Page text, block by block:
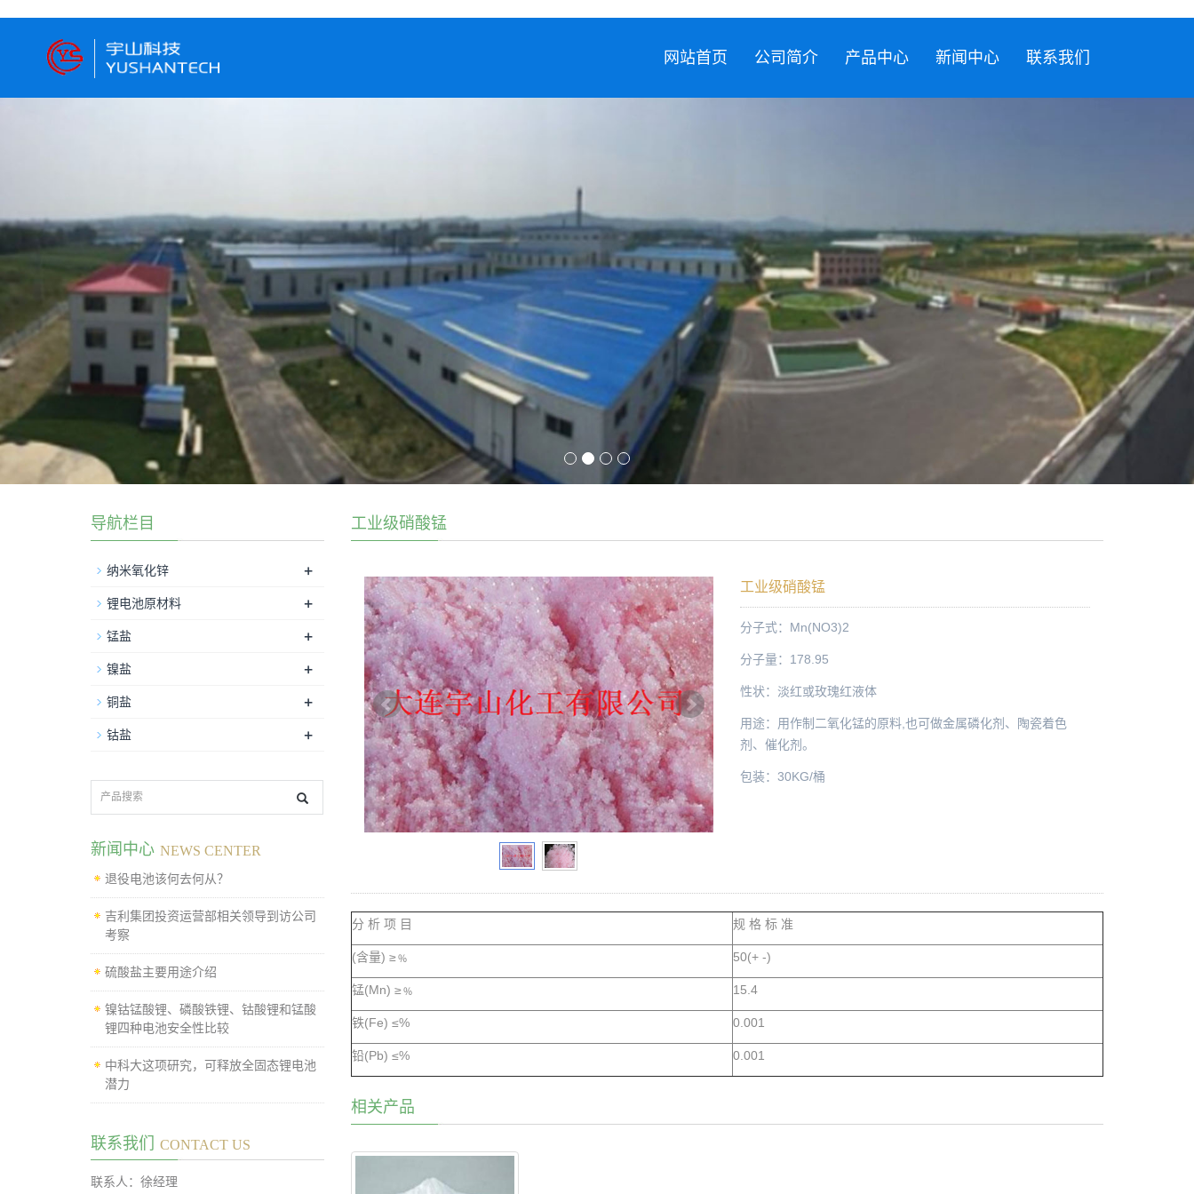
网站首页 公司简介 产品中心 新闻中心 联系我们
工业级硝酸锰
工业级硝酸锰
分子式：Mn(NO3)2
分子量：178.95
性状：淡红或玫瑰红液体
用途：用作制二氧化锰的原料,也可做金属磷化剂、陶瓷着色
剂、催化剂。
包装：30KG/桶
分 析 项 目 规 格 标 准
(含量) ≥﹪ 50(+ -)
锰(Mn) ≥﹪ 15.4
铁(Fe) ≤% 0.001
铅(Pb) ≤% 0.001
相关产品
导航栏目
纳米氧化锌 +
锂电池原材料 +
锰盐 +
镍盐 +
铜盐 +
钴盐 +
新闻中心 NEWS CENTER
退役电池该何去何从？
吉利集团投资运营部相关领导到访公司
考察
硫酸盐主要用途介绍
镍钴锰酸锂、磷酸铁锂、钴酸锂和锰酸
锂四种电池安全性比较
中科大这项研究，可释放全固态锂电池
潜力
联系我们 CONTACT US
联系人：徐经理